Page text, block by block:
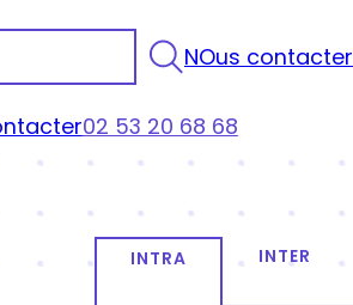
NOus contacter
02 53 20 68 68
INTRA INTER